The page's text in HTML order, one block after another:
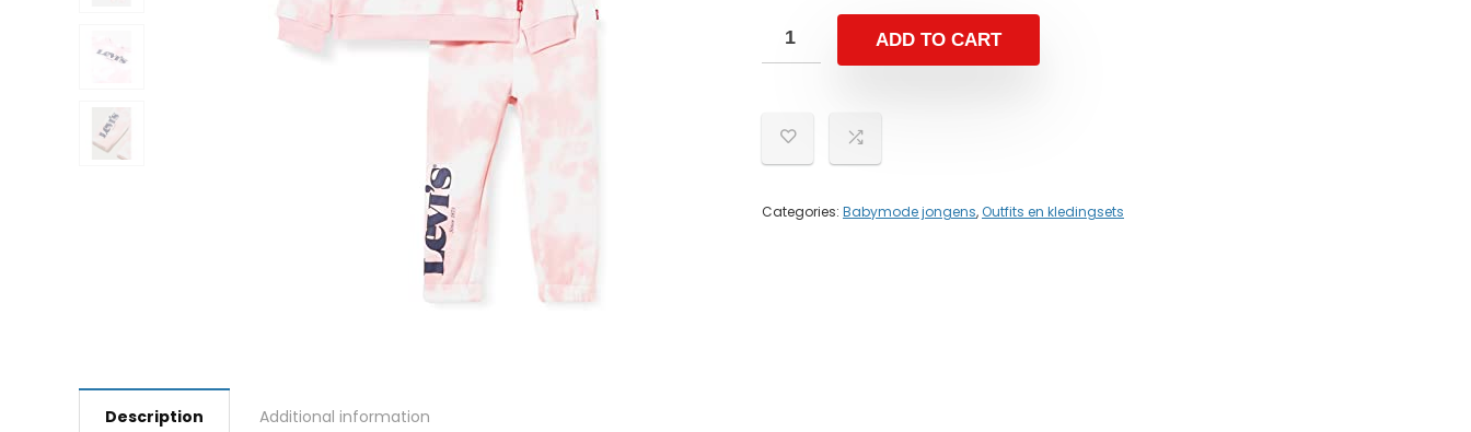
ADD TO CART
Categories: Babymode jongens,Outfits en kledingsets
Description Additional information